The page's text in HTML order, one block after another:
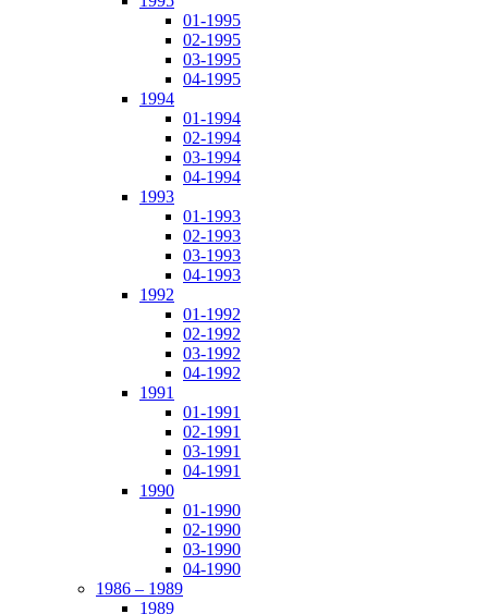
01-1995
02-1995
03-1995
04-1995
1994
01-1994
02-1994
03-1994
04-1994
1993
01-1993
02-1993
03-1993
04-1993
1992
01-1992
02-1992
03-1992
04-1992
1991
01-1991
02-1991
03-1991
04-1991
1990
01-1990
02-1990
03-1990
04-1990
1986 – 1989
1989